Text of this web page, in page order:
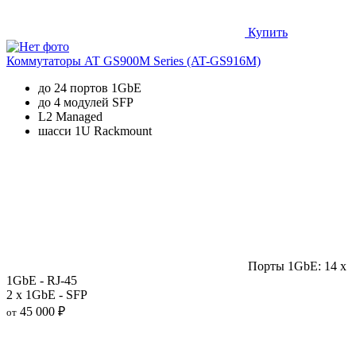
Купить
Коммутаторы AT GS900M Series (AT-GS916M)
до 24 портов 1GbE
до 4 модулей SFP
L2 Managed
шасси 1U Rackmount
Порты 1GbE: 14 x
1GbE - RJ-45
2 x 1GbE - SFP
от 45 000 ₽